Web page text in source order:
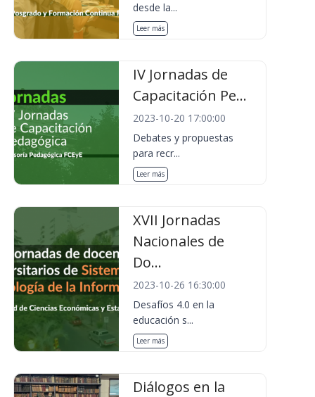
desde la...
Leer más
IV Jornadas de
Capacitación Pe...
2023-10-20 17:00:00
Debates y propuestas
para recr...
Leer más
XVII Jornadas
Nacionales de
Do...
2023-10-26 16:30:00
Desafíos 4.0 en la
educación s...
Leer más
Diálogos en la